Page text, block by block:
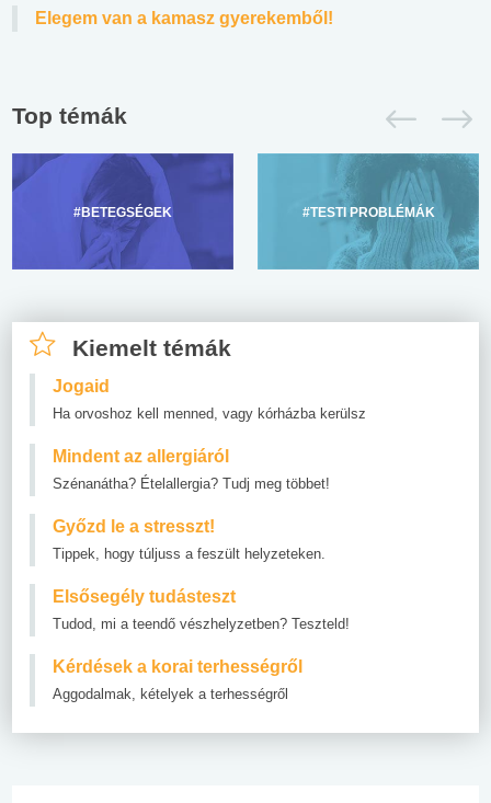
Elegem van a kamasz gyerekemből!
Top témák
#BETEGSÉGEK #TESTI PROBLÉMÁK
Kiemelt témák
Jogaid
Ha orvoshoz kell menned, vagy kórházba kerülsz
Mindent az allergiáról
Szénanátha? Ételallergia? Tudj meg többet!
Győzd le a stresszt!
Tippek, hogy túljuss a feszült helyzeteken.
Elsősegély tudásteszt
Tudod, mi a teendő vészhelyzetben? Teszteld!
Kérdések a korai terhességről
Aggodalmak, kételyek a terhességről